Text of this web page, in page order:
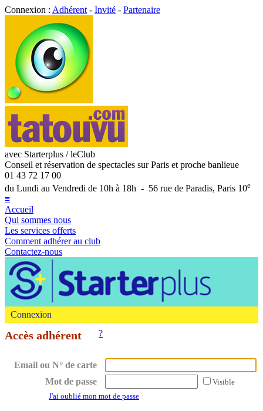
Connexion : Adhérent - Invité - Partenaire
avec Starterplus / leClub
Conseil et réservation de spectacles sur Paris et proche banlieue
01 43 72 17 00
du Lundi au Vendredi de 10h à 18h - 56 rue de Paradis, Paris 10e
≡
Accueil
Qui sommes nous
Les services offerts
Comment adhérer au club
Contactez-nous
Connexion
Accès adhérent ?
Email ou N° de carte
Mot de passe
Visible
J'ai oublié mon mot de passe